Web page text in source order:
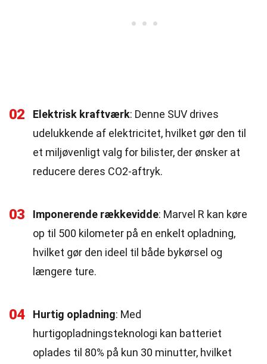
02 Elektrisk kraftværk: Denne SUV drives
udelukkende af elektricitet, hvilket gør den til
et miljøvenligt valg for bilister, der ønsker at
reducere deres CO2-aftryk.
03 Imponerende rækkevidde: Marvel R kan køre
op til 500 kilometer på en enkelt opladning,
hvilket gør den ideel til både bykørsel og
længere ture.
04 Hurtig opladning: Med
hurtigopladningsteknologi kan batteriet
oplades til 80% på kun 30 minutter, hvilket